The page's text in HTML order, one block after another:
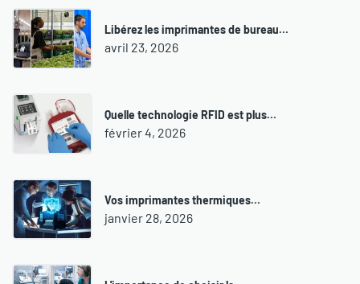
Libérez les imprimantes de bureau…
avril 23, 2026
Quelle technologie RFID est plus…
février 4, 2026
Vos imprimantes thermiques…
janvier 28, 2026